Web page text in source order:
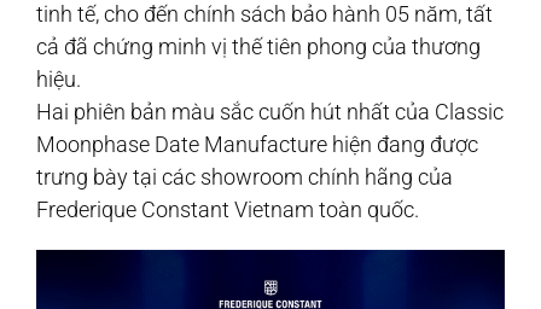
tinh tế, cho đến chính sách bảo hành 05 năm, tất
cả đã chứng minh vị thế tiên phong của thương
hiệu.
Hai phiên bản màu sắc cuốn hút nhất của Classic
Moonphase Date Manufacture hiện đang được
trưng bày tại các showroom chính hãng của
Frederique Constant Vietnam toàn quốc.